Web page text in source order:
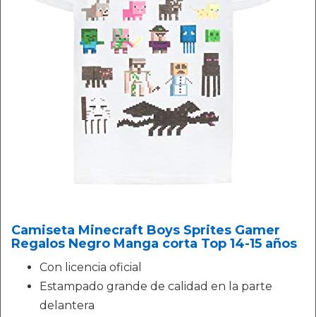
Camiseta Minecraft Boys Sprites Gamer
Regalos Negro Manga corta Top 14-15 años
Con licencia oficial
Estampado grande de calidad en la parte
delantera